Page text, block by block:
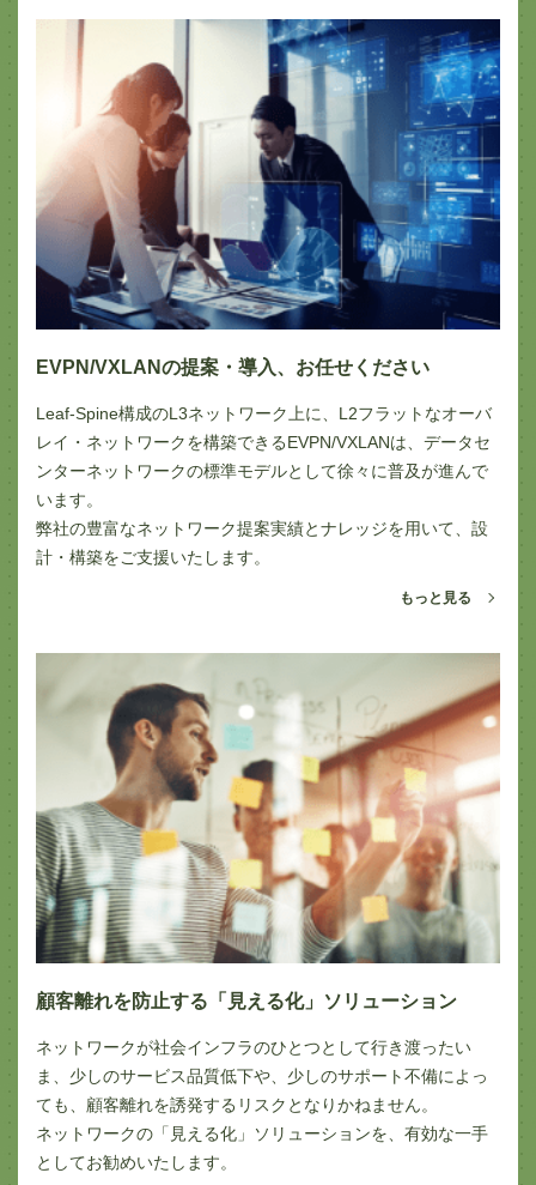
EVPN/VXLANの提案・導入、お任せください
Leaf-Spine構成のL3ネットワーク上に、L2フラットなオーバ
レイ・ネットワークを構築できるEVPN/VXLANは、データセ
ンターネットワークの標準モデルとして徐々に普及が進んで
います。
弊社の豊富なネットワーク提案実績とナレッジを用いて、設
計・構築をご支援いたします。
もっと見る
顧客離れを防止する「見える化」ソリューション
ネットワークが社会インフラのひとつとして行き渡ったい
ま、少しのサービス品質低下や、少しのサポート不備によっ
ても、顧客離れを誘発するリスクとなりかねません。
ネットワークの「見える化」ソリューションを、有効な一手
としてお勧めいたします。